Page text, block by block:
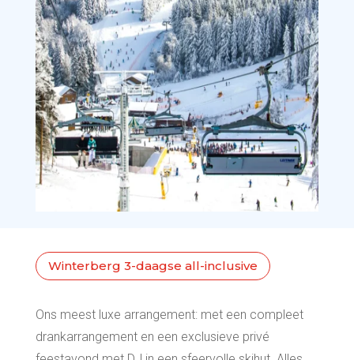
Winterberg 3-daagse all-inclusive
Ons meest luxe arrangement: met een compleet
drankarrangement en een exclusieve privé